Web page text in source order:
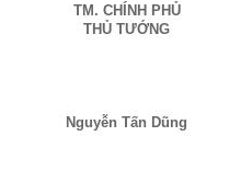
TM. CHÍNH PHỦ
THỦ TƯỚNG
Nguyễn Tấn Dũng